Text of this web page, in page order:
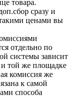
товара.
сразу и
ценами вы
отдельно по
системы зависит
той же площадке
комиссия же
к самой
способа